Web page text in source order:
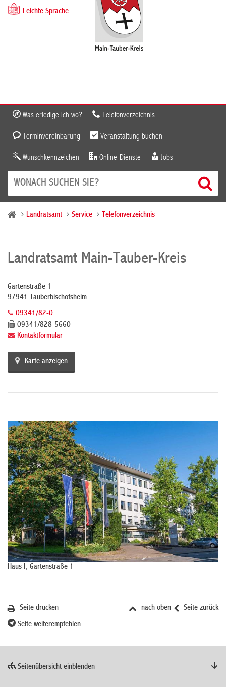
Leichte Sprache
Was erledige ich wo? Telefonverzeichnis
Terminvereinbarung Veranstaltung buchen
Wunschkennzeichen Online-Dienste Jobs
Landratsamt Service Telefonverzeichnis
Landratsamt Main-Tauber-Kreis
Gartenstraße 1
97941 Tauberbischofsheim
09341/82-0
09341/828-5660
Kontaktformular
Karte anzeigen
Haus I, Gartenstraße 1
Seite zurück
nach oben
Seite drucken
Seite weiterempfehlen
Seitenübersicht einblenden